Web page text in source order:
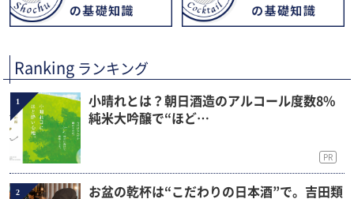
Ranking ランキング
1
小晴れとは？朝日酒造のアルコール度数8%
純米大吟醸で“ほど…
PR
2
お盆の乾杯は“こだわりの日本酒”で。吉田類